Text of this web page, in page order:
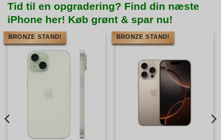
Tid til en opgradering? Find din næste
iPhone her! Køb grønt & spar nu!
BRONZE STAND! BRONZE STAND!